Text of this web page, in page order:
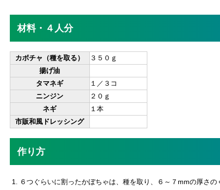
材料・４人分
カボチャ（種を取る）
３５０ｇ
揚げ油
タマネギ
１／３コ
ニンジン
２０ｇ
ネギ
１本
市販和風ドレッシング
作り方
６つぐらいに割ったかぼちゃは、種を取り、６～７mmの厚さ